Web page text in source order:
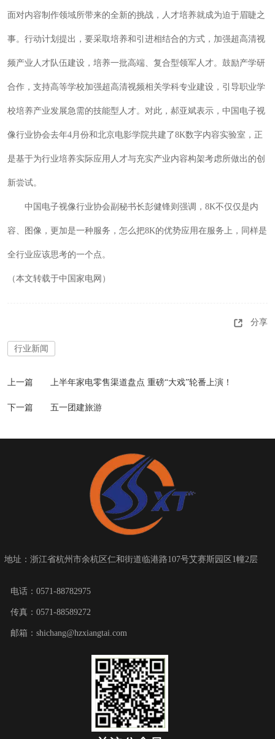
面对内容制作领域所带来的全新的挑战，人才培养就成为迫于眉睫之
事。行动计划提出，要采取培养和引进相结合的方式，加强超高清视
频产业人才队伍建设，培养一批高端、复合型领军人才。鼓励产学研
合作，支持高等学校加强超高清视频相关学科专业建设，引导职业学
校培养产业发展急需的技能型人才。对此，郝亚斌表示，中国电子视
像行业协会去年4月份和北京电影学院共建了8K数字内容实验室，正
是基于为行业培养实际应用人才与充实产业内容构架考虑所做出的创
新尝试。
中国电子视像行业协会副秘书长彭健锋则强调，8K不仅仅是内
容、图像，更加是一种服务，怎么把8K的优势应用在服务上，同样是
全行业应该思考的一个点。
（本文转载于中国家电网）
分享
行业新闻
上一篇 上半年家电零售渠道盘点 重磅“大戏”轮番上演！
下一篇 五一团建旅游
地址：浙江省杭州市余杭区仁和街道临港路107号艾赛斯园区1幢2层
电话：0571-88782975
传真：0571-88589272
邮箱：shichang@hzxiangtai.com